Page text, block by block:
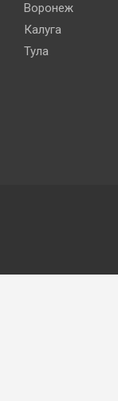
Воронеж
Калуга
Тула